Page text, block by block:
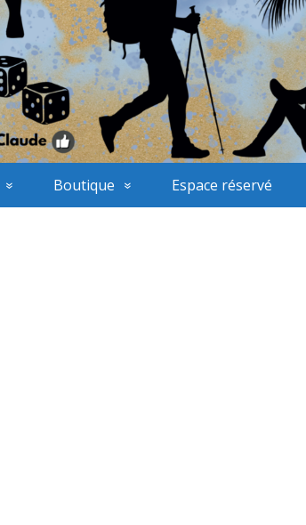
Boutique Espace réservé